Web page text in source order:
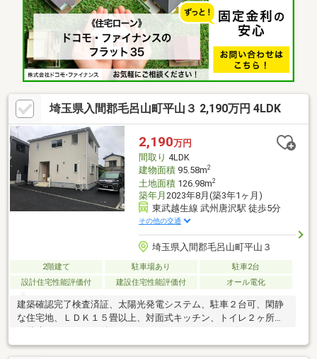
の催促、突然の訪問等、しつこい営業は一切行いません。 3.契約
したら終わりではなくお引き渡し後、お引越し後もお客様のパー
トナーであること。 4.ウソやおとり広告は一切使いません。(デー
タ更新は迅速に行います。） 5.お客様の個人情報は細心の注意を
払って取り扱いします。
埼玉県入間郡毛呂山町平山３ 2,190万円 4LDK
2,190万円
間取り 4LDK
建物面積95.58m2
土地面積126.98m2
築年月 2023年8月(築3年1ヶ月)
東武越生線 武州唐沢駅 徒歩5分
その他の交通
埼玉県入間郡毛呂山町平山３
2階建て 駐車場あり
駐車2台
設計住宅性能評価付
建設住宅性能評価付 オール電化
建築確認完了検査済証、太陽光発電システム、駐車２台可、閑静
な住宅地、ＬＤＫ１５畳以上、対面式キッチン、トイレ２ヶ所、